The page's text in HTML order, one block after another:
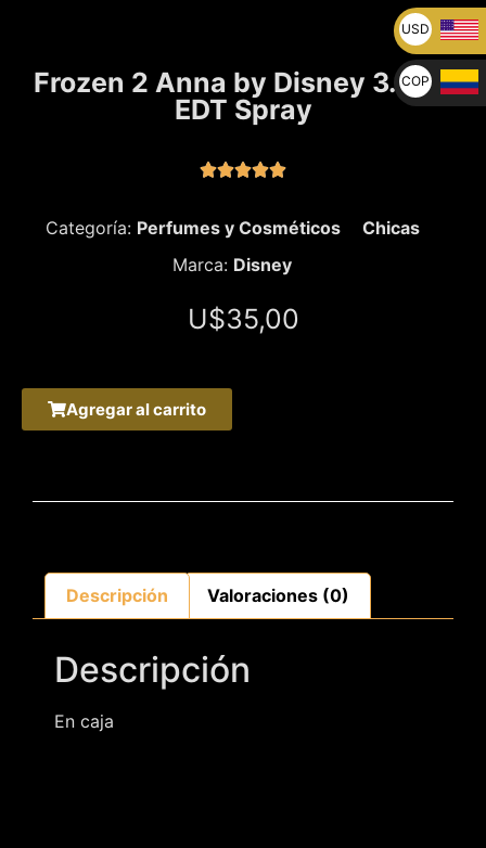
Frozen 2 Anna by Disney 3.4 oz
EDT Spray

Categoría: Perfumes y Cosméticos
Chicas
Marca: Disney
U$35,00
Agregar al carrito
Descripción Valoraciones (0)
Descripción
En caja
USD
U$
COP
$